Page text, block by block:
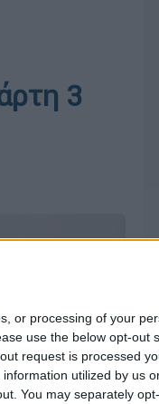
or processing of your
use the below opt-out
request is processed
utilized by us
You may separately
3